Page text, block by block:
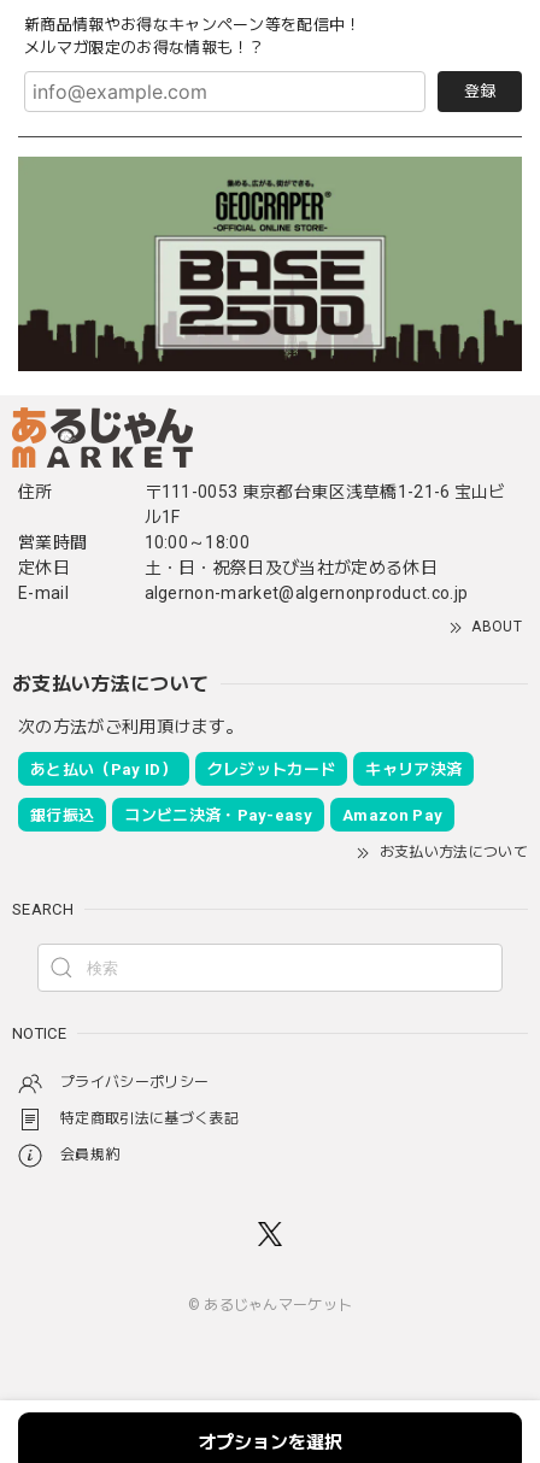
新商品情報やお得なキャンペーン等を配信中！
メルマガ限定のお得な情報も！？
登録
住所
〒111-0053 東京都台東区浅草橋1-21-6 宝山ビ
ル1F
営業時間
10:00～18:00
定休日
土・日・祝祭日及び当社が定める休日
E-mail
algernon-market@algernonproduct.co.jp
ABOUT
お支払い方法について
次の方法がご利用頂けます。
あと払い（Pay ID） クレジットカード キャリア決済
銀行振込 コンビニ決済・Pay-easy Amazon Pay
お支払い方法について
SEARCH
NOTICE
プライバシーポリシー
特定商取引法に基づく表記
会員規約
© あるじゃんマーケット
オプションを選択